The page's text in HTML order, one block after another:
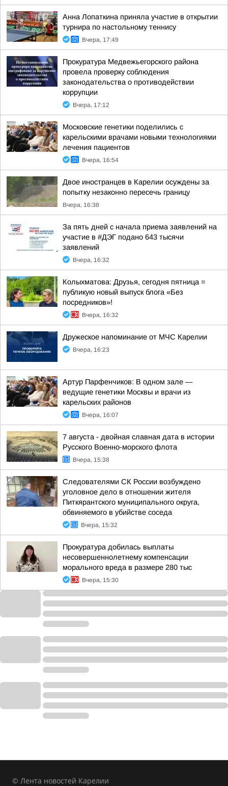
Анна Лопаткина приняла участие в открытии
турнира по настольному теннису
Вчера, 17:49
Прокуратура Медвежьегорского района
провела проверку соблюдения
законодательства о противодействии
коррупции
Вчера, 17:12
Московские генетики поделились с
карельскими врачами новыми технологиями
лечения пациентов
Вчера, 16:54
Двое иностранцев в Карелии осуждены за
попытку незаконно пересечь границу
Вчера, 16:38
За пять дней с начала приема заявлений на
участие в #ДЭГ подано 643 тысячи
заявлений
Вчера, 16:32
Колыхматова: Друзья, сегодня пятница =
публикую новый выпуск блога «Без
посредников»!
Вчера, 16:32
Дружеское напоминание от МЧС Карелии
Вчера, 16:23
Артур Парфенчиков: В одном зале —
ведущие генетики Москвы и врачи из
карельских районов
Вчера, 16:07
7 августа - двойная славная дата в истории
Русского Военно-морского флота
Вчера, 15:38
Следователями СК России возбуждено
уголовное дело в отношении жителя
Питкярантского муниципального округа,
обвиняемого в убийстве соседа
Вчера, 15:32
Прокуратура добилась выплаты
несовершеннолетнему компенсации
морального вреда в размере 280 тыс
Вчера, 15:30
© Лента новостей Карелии